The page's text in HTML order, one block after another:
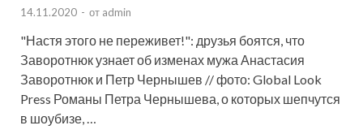
14.11.2020 - от admin
"Настя этого не переживет!": друзья боятся, что
Заворотнюк узнает об изменах мужа Анастасия
Заворотнюк и Петр Чернышев // фото: Global Look
Press Романы Петра Чернышева, о которых шепчутся
в шоубизе, …